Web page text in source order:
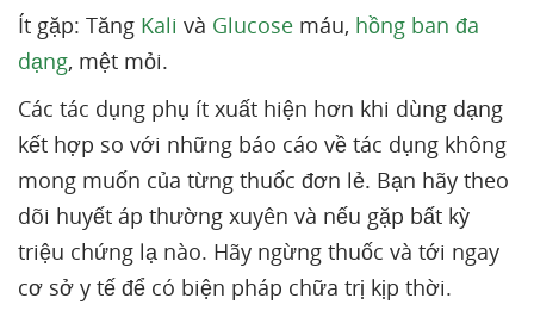
Ít gặp: Tăng Kali và Glucose máu, hồng ban đa
dạng, mệt mỏi.
Các tác dụng phụ ít xuất hiện hơn khi dùng dạng
kết hợp so với những báo cáo về tác dụng không
mong muốn của từng thuốc đơn lẻ. Bạn hãy theo
dõi huyết áp thường xuyên và nếu gặp bất kỳ
triệu chứng lạ nào. Hãy ngừng thuốc và tới ngay
cơ sở y tế để có biện pháp chữa trị kịp thời.